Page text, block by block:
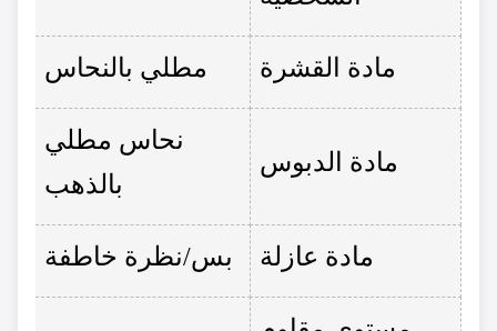
مادة القشرة مطلي بالنحاس
مادة الدبوس
نحاس مطلي
بالذهب
مادة عازلة بس/نظرة خاطفة